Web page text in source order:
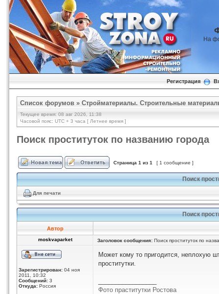
На
Регистрация
Список форумов » Стройматериалы. Строительные
Текущее время: 08 авг 2026, 11:38
Часовой пояс: UTC + 3 часа [ Летнее время ]
Поиск проституток по названию города
Страница 1 из 1 [ 1 сообщение ]
Поиск
Для печати
Поиск
Автор
moskvaparket Заголовок сообщения: Поиск проституток по
Зарегистрирован: 04 ноя
2011, 10:32
Сообщений: 3
Откуда: Россия
Может кому то пригодится, неплохую
проститутки.
Фото праститутки Ростова